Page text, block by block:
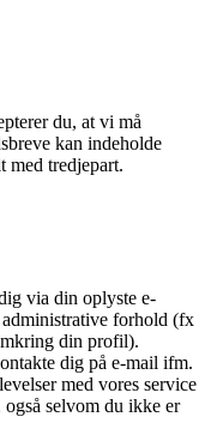
du, at vi må
kan indeholde
med tredjepart.
via din oplyste e-
forhold (fx
din profil).
dig på e-mail ifm.
med vores service
selvom du ikke er